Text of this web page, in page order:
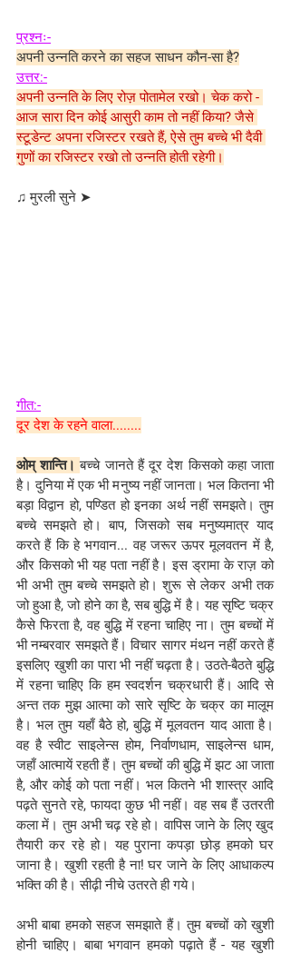
प्रश्नः-
अपनी उन्नति करने का सहज साधन कौन-सा है?
उत्तर:-
अपनी उन्नति के लिए रोज़ पोतामेल रखो। चेक करो -
आज सारा दिन कोई आसुरी काम तो नहीं किया? जैसे
स्टूडेन्ट अपना रजिस्टर रखते हैं, ऐसे तुम बच्चे भी दैवी
गुणों का रजिस्टर रखो तो उन्नति होती रहेगी।
♫ मुरली सुने ➤
गीत:-
दूर देश के रहने वाला........
ओम् शान्ति। बच्चे जानते हैं दूर देश किसको कहा जाता
है। दुनिया में एक भी मनुष्य नहीं जानता। भल कितना भी
बड़ा विद्वान हो, पण्डित हो इनका अर्थ नहीं समझते। तुम
बच्चे समझते हो। बाप, जिसको सब मनुष्यमात्र याद
करते हैं कि हे भगवान... वह जरूर ऊपर मूलवतन में है,
और किसको भी यह पता नहीं है। इस ड्रामा के राज़ को
भी अभी तुम बच्चे समझते हो। शुरू से लेकर अभी तक
जो हुआ है, जो होने का है, सब बुद्धि में है। यह सृष्टि चक्र
कैसे फिरता है, वह बुद्धि में रहना चाहिए ना। तुम बच्चों में
भी नम्बरवार समझते हैं। विचार सागर मंथन नहीं करते हैं
इसलिए खुशी का पारा भी नहीं चढ़ता है। उठते-बैठते बुद्धि
में रहना चाहिए कि हम स्वदर्शन चक्रधारी हैं। आदि से
अन्त तक मुझ आत्मा को सारे सृष्टि के चक्र का मालूम
है। भल तुम यहाँ बैठे हो, बुद्धि में मूलवतन याद आता है।
वह है स्वीट साइलेन्स होम, निर्वाणधाम, साइलेन्स धाम,
जहाँ आत्मायें रहती हैं। तुम बच्चों की बुद्धि में झट आ जाता
है, और कोई को पता नहीं। भल कितने भी शास्त्र आदि
पढ़ते सुनते रहे, फायदा कुछ भी नहीं। वह सब हैं उतरती
कला में। तुम अभी चढ़ रहे हो। वापिस जाने के लिए खुद
तैयारी कर रहे हो। यह पुराना कपड़ा छोड़ हमको घर
जाना है। खुशी रहती है ना! घर जाने के लिए आधाकल्प
भक्ति की है। सीढ़ी नीचे उतरते ही गये।
अभी बाबा हमको सहज समझाते हैं। तुम बच्चों को खुशी
होनी चाहिए। बाबा भगवान हमको पढ़ाते हैं - यह खुशी